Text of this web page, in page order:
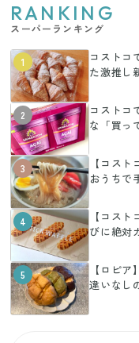
RANKING
スーパーランキング
1
コストコ
た激推し
2
コストコ
な「買っ
3
【コス
おうちで
4
【コス
びに絶対
5
【ロピ
違いなし